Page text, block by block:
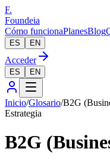
F.
Foundeia
Cómo funcionaPlanesBlog
ES EN
Acceder
ES EN
Inicio/Glosario/B2G
Estrategia
B2G